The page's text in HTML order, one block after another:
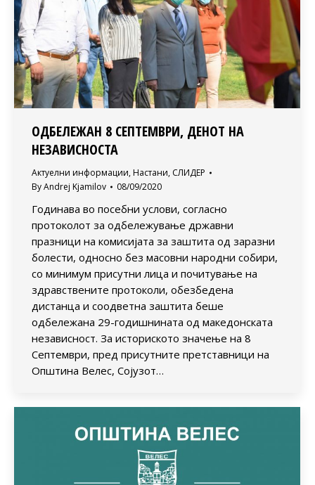
ОДБЕЛЕЖАН 8 СЕПТЕМВРИ, ДЕНОТ НА
НЕЗАВИСНОСТА
Актуелни информации, Настани, СЛИДЕР
ByAndrej Kjamilov 08/09/2020
Годинава во посебни услови, согласно
протоколот за одбележување државни
празници на комисијата за заштита од заразни
болести, односно без масовни народни собири,
со минимум присутни лица и почитување на
здравствените протоколи, обезбедена
дистанца и соодветна заштита беше
одбележана 29-годишнината од македонската
независност. За историското значење на 8
Септември, пред присутните претставници на
Општина Велес, Сојузот…